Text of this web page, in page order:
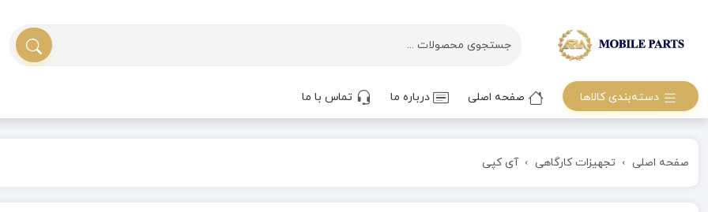
دسته‌بندی کالاها صفحه اصلی درباره ما تماس با ما
صفحه اصلی تجهیزات کارگاهی آی کپی